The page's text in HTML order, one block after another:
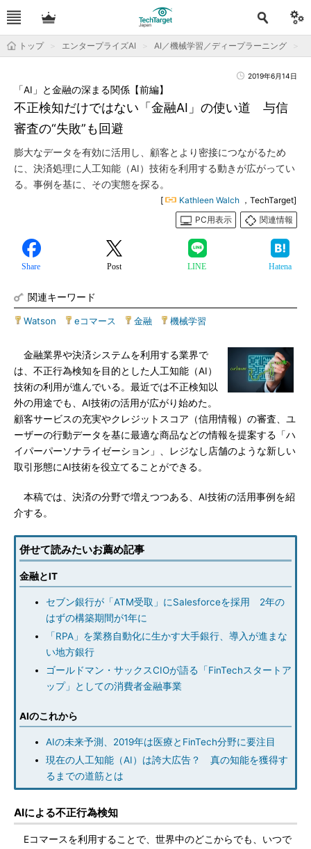
トップ エンタープライズAI AI／機械学習／ディープラーニング
2019年6月14日
不正検知だけではない「金融AI」の使い道 与信
審査の“失敗”も回避
「AI」と金融の深まる関係【前編】
膨大なデータを有効に活用し、顧客とより密接につながるため
に、決済処理に人工知能（AI）技術を利用する動きが広がってい
る。事例を基に、その実態を探る。
[ Kathleen Walch ，TechTarget]
PC用表示
関連情報
Share Post LINE Hatena
関連キーワード
Watson eコマース 金融 機械学習
金融業界や決済システムを利用する業界で
は、不正行為検知を目的とした人工知能（AI）
技術の利用が進んでいる。最近では不正検知以
外の用途でも、AI技術の活用が広がり始めた。
顧客サービスの充実やクレジットスコア（信用情報）の審査、ユ
ーザーの行動データを基に最適な商品などの情報を提案する「ハ
イパーパーソナライゼーション」、レジなし店舗のような新しい
取引形態にAI技術を役立てることができる。
本稿では、決済の分野で増えつつある、AI技術の活用事例を紹
介する。
併せて読みたいお薦め記事
金融とIT
セブン銀行が「ATM受取」にSalesforceを採用 2年の
はずの構築期間が1年に
「RPA」を業務自動化に生かす大手銀行、導入が進まな
い地方銀行
ゴールドマン・サックスCIOが語る「FinTechスタートア
ップ」としての消費者金融事業
AIのこれから
AIの未来予測、2019年は医療とFinTech分野に要注目
現在の人工知能（AI）は誇大広告？ 真の知能を獲得す
るまでの道筋とは
AIによる不正行為検知
Eコマースを利用することで、世界中のどこからでも、いつで